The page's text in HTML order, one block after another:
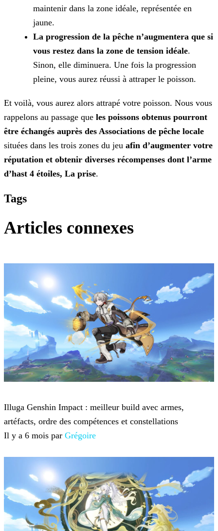
maintenir dans la zone idéale, représentée en
jaune.
La progression de la pêche n’augmentera que si
vous restez dans la zone de tension idéale.
Sinon, elle diminuera. Une fois la progression
pleine, vous aurez réussi à attraper le poisson.
Et voilà, vous aurez alors attrapé votre poisson. Nous vous
rappelons au passage que les poissons obtenus pourront
être échangés auprès des Associations de pêche locale
situées dans les trois zones du jeu afin d’augmenter votre
réputation et obtenir diverses récompenses dont l’arme
d’hast 4 étoiles, La prise.
Tags
Articles connexes
Illuga Genshin Impact : meilleur build avec armes,
artéfacts, ordre des compétences et constellations
Il y a 6 mois par Grégoire